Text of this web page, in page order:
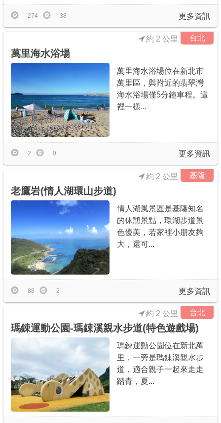
更多資訊
274 38
台北
約 2 公里
萬里海水浴場
萬里海水浴場位在新北市
萬里區，與附近的翡翠灣
海水浴場僅5分鐘車程。這
裡一樣...
更多資訊
2 0
基隆
約 2 公里
老鷹岩(情人湖環山步道)
情人湖風景區是基隆知名
的休憩景點，環湖步道景
色優美，若家裡小朋友夠
大，還可...
更多資訊
88 2
台北
約 2 公里
瑪鋉運動公園-瑪鋉溪親水步道(特色遊戲場)
瑪鋉運動公園位在新北萬
里，一旁是瑪鋉溪親水步
道，適合親子一起來走走
踏青，夏...